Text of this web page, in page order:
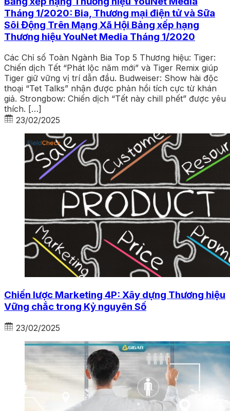
Tháng 1/2020: Bia, Thương mại điện tử và Sữa
Sôi Động Trên Mạng Xã Hội Bảng xếp hạng
Thương hiệu YouNet Media Tháng 1/2020
Các Chỉ số Toàn Ngành Bia Top 5 Thương hiệu: Tiger:
Chiến dịch Tết “Phát lộc năm mới” và Tiger Remix giúp
Tiger giữ vững vị trí dẫn đầu. Budweiser: Show hài độc
thoại “Tet Talks” nhận được phản hồi tích cực từ khán
giả. Strongbow: Chiến dịch “Tết này chill phết” được yêu
thích. […]
23/02/2025
Chiến lược Marketing 4P: Xây dựng Thương hiệu
Vững chắc trong Kỷ nguyên Số
23/02/2025